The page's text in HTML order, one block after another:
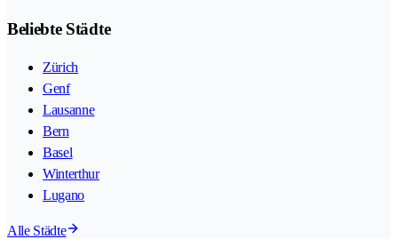
Beliebte Städte
Zürich
Genf
Lausanne
Bern
Basel
Winterthur
Lugano
Alle Städte